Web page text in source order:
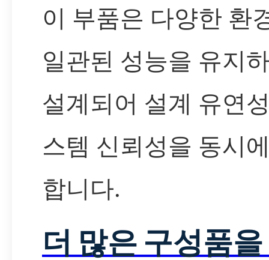
이 부품은 다양한 환
일관된 성능을 유지
설계되어 설계 유연
스템 신뢰성을 동시
합니다.
더 많은 구성품